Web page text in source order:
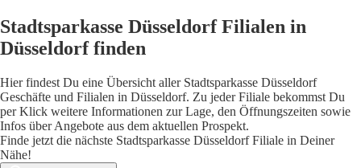
Stadtsparkasse Düsseldorf Filialen in
Düsseldorf finden
Hier findest Du eine Übersicht aller Stadtsparkasse Düsseldorf
Geschäfte und Filialen in Düsseldorf. Zu jeder Filiale bekommst Du
per Klick weitere Informationen zur Lage, den Öffnungszeiten sowie
Infos über Angebote aus dem aktuellen Prospekt.
Finde jetzt die nächste Stadtsparkasse Düsseldorf Filiale in Deiner
Nähe!